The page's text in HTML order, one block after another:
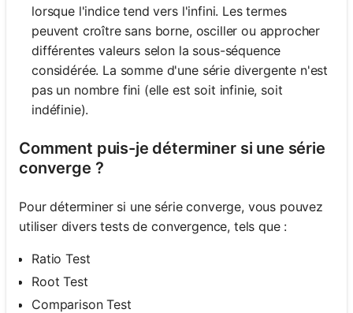
lorsque l'indice tend vers l'infini. Les termes
peuvent croître sans borne, osciller ou approcher
différentes valeurs selon la sous-séquence
considérée. La somme d'une série divergente n'est
pas un nombre fini (elle est soit infinie, soit
indéfinie).
Comment puis-je déterminer si une série
converge ?
Pour déterminer si une série converge, vous pouvez
utiliser divers tests de convergence, tels que :
Ratio Test
Root Test
Comparison Test